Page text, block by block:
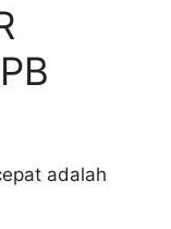
adalah